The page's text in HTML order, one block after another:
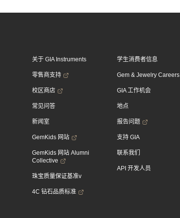
关于 GIA Instruments
零售商支持
校区商店
常见问答
新闻室
GemKids 网站
GemKids 网站 Alumni
Collective
珠宝质量保证基准v
4C 钻石品质标准
学生消费者信息
Gem & Jewelry Careers
GIA 工作机会
地点
报告问题
支持 GIA
联系我们
API 开发人员